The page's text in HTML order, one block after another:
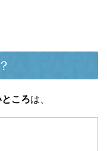
ころは、